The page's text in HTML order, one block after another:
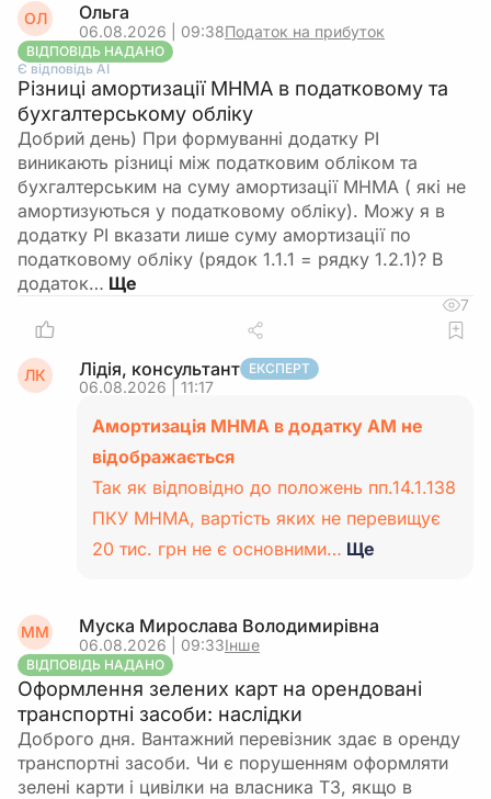
ОЛ Ольга
06.08.2026 | 09:38Податок на прибуток
ВІДПОВІДЬ НАДАНО
Є відповідь АІ
Різниці амортизації МНМА в податковому та
бухгалтерському обліку
Добрий день) При формуванні додатку РІ
виникають різниці між податковим обліком та
бухгалтерським на суму амортизації МНМА ( які не
амортизуються у податковому обліку). Можу я в
додатку РІ вказати лише суму амортизації по
податковому обліку (рядок 1.1.1 = рядку 1.2.1)? В
додаток…
7
ЛК Лідія, консультант ЕКСПЕРТ
06.08.2026 | 11:17
Амортизація МНМА в додатку АМ не
відображається
Так як відповідно до положень пп.14.1.138
ПКУ МНМА, вартість яких не перевищує
20 тис. грн не є основними… Ще
ММ Муска Мирослава Володимирівна
06.08.2026 | 09:33Інше
ВІДПОВІДЬ НАДАНО
Оформлення зелених карт на орендовані
транспортні засоби: наслідки
Доброго дня. Вантажний перевізник здає в оренду
транспортні засоби. Чи є порушенням оформляти
зелені карти і цивілки на власника ТЗ, якщо в